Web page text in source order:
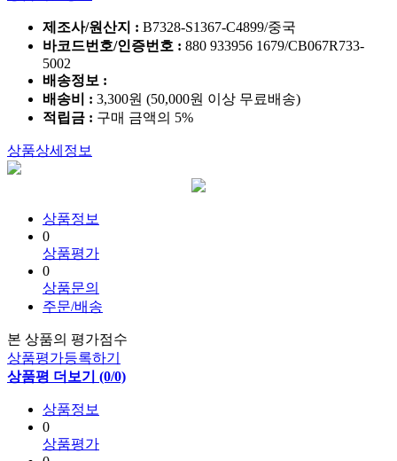
제조사/원산지 : B7328-S1367-C4899/중국
바코드번호/인증번호 : 880 933956 1679/CB067R733-
5002
배송정보 :
배송비 : 3,300원 (50,000원 이상 무료배송)
적립금 : 구매 금액의 5%
상품상세정보
상품정보
0
상품평가
0
상품문의
주문/배송
본 상품의 평가점수
상품평가등록하기
상품평 더보기 (0/0)
상품정보
0
상품평가